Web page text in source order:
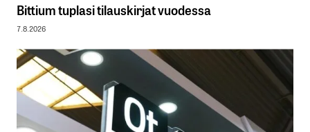
Bittium tuplasi tilauskirjat vuodessa
7.8.2026